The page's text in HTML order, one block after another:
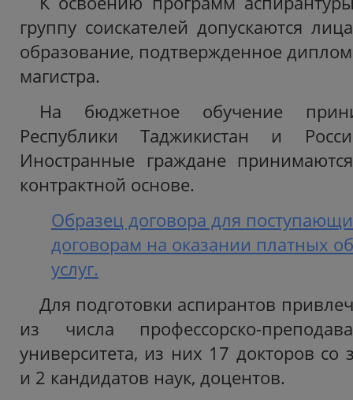
группу соискателей допускаются
образование, подтвержденное
магистра.
На бюджетное обучение
Республики Таджикистан и
Иностранные граждане
контрактной основе.
Образец договора для
договорам на оказании платных
услуг.
Для подготовки аспирантов
из числа профессорско-
университета, из них 17 докторов со
и 2 кандидатов наук, доцентов.